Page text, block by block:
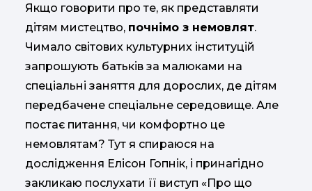
Якщо говорити про те, як представляти
дітям мистецтво, почнімо з немовлят.
Чимало світових культурних інституцій
запрошують батьків за малюками на
спеціальні заняття для дорослих, де дітям
передбачене спеціальне середовище. Але
постає питання, чи комфортно це
немовлятам? Тут я спираюся на
дослідження Елісон Гопнік, і принагідно
закликаю послухати її виступ «Про що